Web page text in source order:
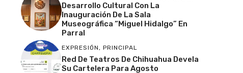
Desarrollo Cultural Con La
Inauguración De La Sala
Museográfica “Miguel Hidalgo” En
Parral
EXPRESIÓN, PRINCIPAL
Red De Teatros De Chihuahua Devela
Su Cartelera Para Agosto